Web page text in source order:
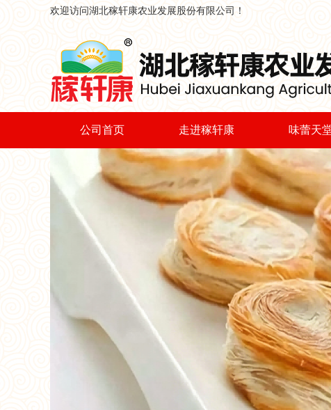
欢迎访问湖北稼轩康农业发展股份有限公司！
公司首页 走进稼轩康
公司简介
企业宗旨
荣誉资质
办公一角
领导关怀
味蕾天
爆浆糍粑
纸皮烧麦
金丝饼
手工包
特色糕点
窝窝头
桔子包